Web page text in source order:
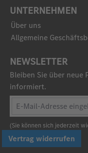
UNTERNEHMEN
Über uns
Allgemeine
NEWSLETTER
Bleiben Sie über
informiert.
(Sie können sich jederzeit
Vertrag widerrufen